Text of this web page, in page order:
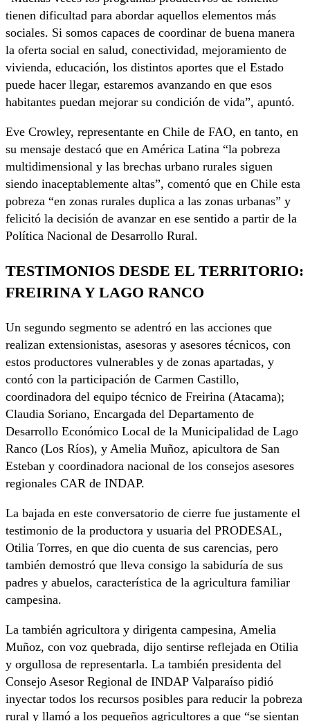
tienen dificultad para abordar aquellos elementos más
sociales. Si somos capaces de coordinar de buena manera
la oferta social en salud, conectividad, mejoramiento de
vivienda, educación, los distintos aportes que el Estado
puede hacer llegar, estaremos avanzando en que esos
habitantes puedan mejorar su condición de vida”, apuntó.
Eve Crowley, representante en Chile de FAO, en tanto, en
su mensaje destacó que en América Latina “la pobreza
multidimensional y las brechas urbano rurales siguen
siendo inaceptablemente altas”, comentó que en Chile esta
pobreza “en zonas rurales duplica a las zonas urbanas” y
felicitó la decisión de avanzar en ese sentido a partir de la
Política Nacional de Desarrollo Rural.
TESTIMONIOS DESDE EL TERRITORIO:
FREIRINA Y LAGO RANCO
Un segundo segmento se adentró en las acciones que
realizan extensionistas, asesoras y asesores técnicos, con
estos productores vulnerables y de zonas apartadas, y
contó con la participación de Carmen Castillo,
coordinadora del equipo técnico de Freirina (Atacama);
Claudia Soriano, Encargada del Departamento de
Desarrollo Económico Local de la Municipalidad de Lago
Ranco (Los Ríos), y Amelia Muñoz, apicultora de San
Esteban y coordinadora nacional de los consejos asesores
regionales CAR de INDAP.
La bajada en este conversatorio de cierre fue justamente el
testimonio de la productora y usuaria del PRODESAL,
Otilia Torres, en que dio cuenta de sus carencias, pero
también demostró que lleva consigo la sabiduría de sus
padres y abuelos, característica de la agricultura familiar
campesina.
La también agricultora y dirigenta campesina, Amelia
Muñoz, con voz quebrada, dijo sentirse reflejada en Otilia
y orgullosa de representarla. La también presidenta del
Consejo Asesor Regional de INDAP Valparaíso pidió
inyectar todos los recursos posibles para reducir la pobreza
rural y llamó a los pequeños agricultores a que “se sientan